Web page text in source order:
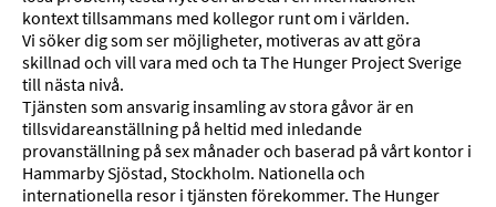
kontext tillsammans med kollegor runt om i världen.
Vi söker dig som ser möjligheter, motiveras av att göra
skillnad och vill vara med och ta The Hunger Project Sverige
till nästa nivå.
Tjänsten som ansvarig insamling av stora gåvor är en
tillsvidareanställning på heltid med inledande
provanställning på sex månader och baserad på vårt kontor i
Hammarby Sjöstad, Stockholm. Nationella och
internationella resor i tjänsten förekommer. The Hunger